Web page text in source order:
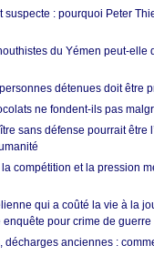
suspecte : pourquoi Peter
du Yémen peut-elle
détenues doit être
ne fondent-ils pas
sans défense pourrait être
compétition et la pression
qui a coûté la vie à la
enquête pour crime de guerre
décharges anciennes :